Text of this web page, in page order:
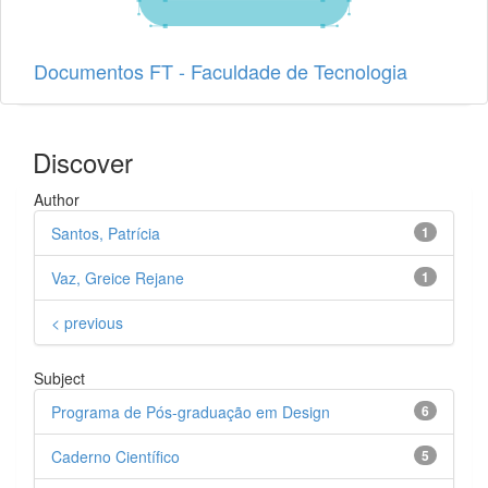
Documentos FT - Faculdade de Tecnologia
Discover
Author
1
Santos, Patrícia
1
Vaz, Greice Rejane
< previous
Subject
6
Programa de Pós-graduação em Design
5
Caderno Científico